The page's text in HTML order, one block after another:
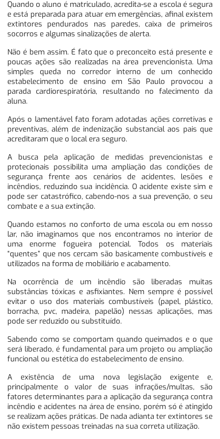
Quando o aluno é matriculado, acredita-se a escola é segura
e está preparada para atuar em emergências, afinal existem
extintores pendurados nas paredes, caixa de primeiros
socorros e algumas sinalizações de alerta.
Não é bem assim. É fato que o preconceito está presente e
poucas ações são realizadas na área prevencionista. Uma
simples queda no corredor interno de um conhecido
estabelecimento de ensino em São Paulo provocou a
parada cardiorespiratória, resultando no falecimento da
aluna.
Após o lamentável fato foram adotadas ações corretivas e
preventivas, além de indenização substancial aos pais que
acreditaram que o local era seguro.
A busca pela aplicação de medidas prevencionistas e
protecionais possibilita uma ampliação das condições de
segurança frente aos cenários de acidentes, lesões e
incêndios, reduzindo sua incidência. O acidente existe sim e
pode ser catastrófico, cabendo-nos a sua prevenção, o seu
combate e a sua extinção.
Quando estamos no conforto de uma escola ou em nosso
lar, não imaginamos que nos encontramos no interior de
uma enorme fogueira potencial. Todos os materiais
“quentes” que nos cercam são basicamente combustíveis e
utilizados na forma de mobiliário e acabamento.
Na ocorrência de um incêndio são liberadas muitas
substâncias tóxicas e asfixiantes. Nem sempre é possível
evitar o uso dos materiais combustíveis (papel, plástico,
borracha, pvc, madeira, papelão) nessas aplicações, mas
pode ser reduzido ou substituído.
Sabendo como se comportam quando queimados e o que
será liberado, é fundamental para um projeto ou ampliação
funcional ou estética do estabelecimento de ensino.
A existência de uma nova legislação exigente e,
principalmente o valor de suas infrações/multas, são
fatores determinantes para a aplicação da segurança contra
incêndio e acidentes na área de ensino, porém só é atingido
se realizam ações práticas. De nada adianta ter extintores se
não existem pessoas treinadas na sua correta utilização.